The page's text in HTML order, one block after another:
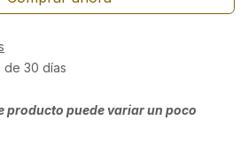
de 30 días
producto puede variar un poco